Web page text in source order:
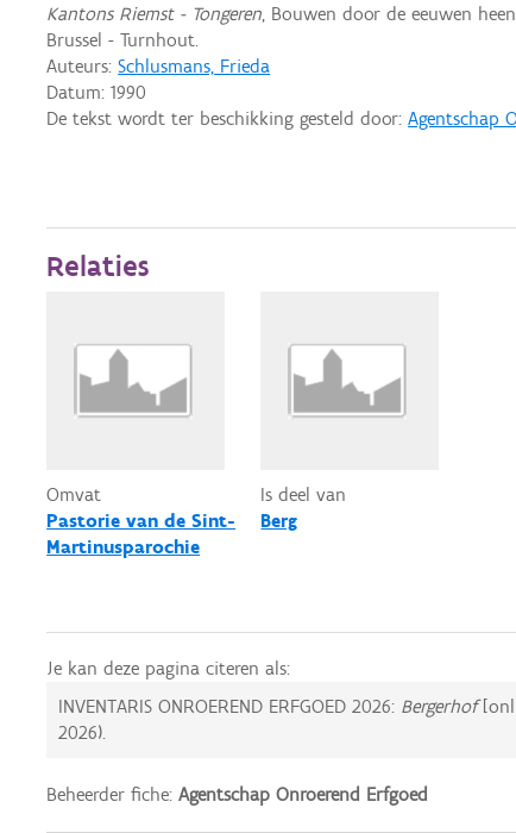
Kantons Riemst - Tongeren , Bouwen door de eeuwen
Brussel - Turnhout.
Auteurs:Schlusmans, Frieda
Datum:1990
De tekst wordt ter beschikking gesteld door:Agentschap
Relaties
Omvat
Pastorie van de Sint-
Martinusparochie
Is deel van
Berg
Je kan deze pagina citeren als:
INVENTARIS ONROEREND ERFGOED 2026: Bergerhof
2026).
Beheerder fiche:Agentschap Onroerend Erfgoed